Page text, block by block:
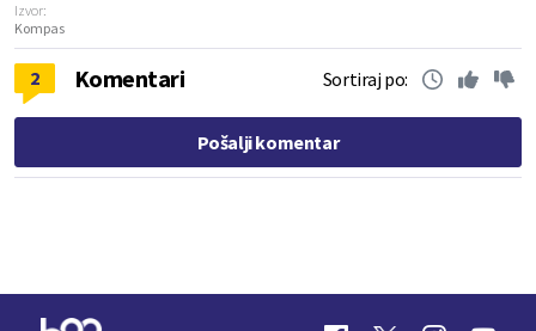
Izvor:
Kompas
2 Komentari Sortiraj po:
Pošalji komentar